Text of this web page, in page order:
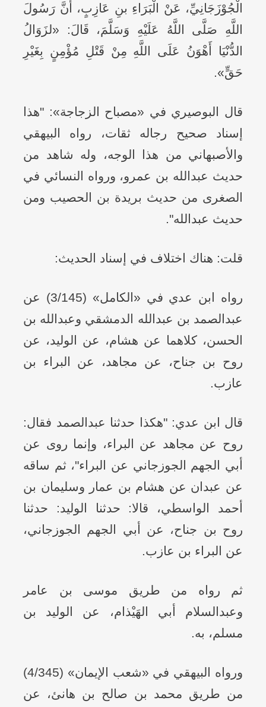
الْجُوْزَجَانِيِّ، عَنْ الْبَرَاءِ بنِ عَازِبٍ، أَنَّ رَسُولَ
اللَّهِ صَلَّى اللَّهُ عَلَيْهِ وَسَلَّمَ، قَالَ: «لزَوَالُ
الدُّنْيَا أَهْوَنُ عَلَى اللَّهِ مِنْ قَتْلِ مُؤْمِنٍ بِغَيْرِ
حَقٍّ».
قال البوصيري في «مصباح الزجاجة»: "هذا
إسناد صحيح رجاله ثقات، رواه البيهقي
والأصبهاني من هذا الوجه، وله شاهد من
حديث عبدالله بن عمرو، ورواه النسائي في
الصغرى من حديث بريدة بن الحصيب ومن
حديث عبدالله".
قلت: هناك اختلاف في إسناد الحديث:
رواه ابن عدي في «الكامل» (3/145) عن
عبدالصمد بن عبدالله الدمشقي وعبدالله بن
الحسن، كلاهما عن هشام، عن الوليد، عن
روح بن جناح، عن مجاهد، عن البراء بن
عازب.
قال ابن عدي: "هكذا حدثنا عبدالصمد فقال:
روح عن مجاهد عن البراء، وإنما روى عن
أبي الجهم الجوزجاني عن البراء"، ثم ساقه
عن عبدان عن هشام بن عمار وسليمان بن
أحمد الواسطي، قالا: حدثنا الوليد: حدثنا
روح بن جناح، عن أبي الجهم الجوزجاني،
عن البراء بن عازب.
ثم رواه من طريق موسى بن عامر
وعبدالسلام أبي الهَيْذام، عن الوليد بن
مسلم، به.
ورواه البيهقي في «شعب الإيمان» (4/345)
من طريق محمد بن صالح بن هانئ، عن